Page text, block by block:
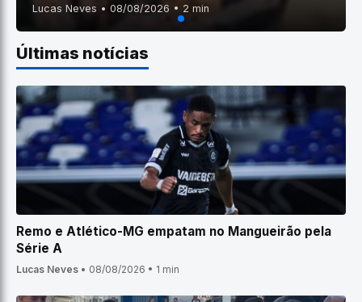
Lucas Neves • 08/08/2026 • 2 min
Últimas notícias
Remo e Atlético-MG empatam no Mangueirão pela
Série A
Lucas Neves • 08/08/2026 • 1 min